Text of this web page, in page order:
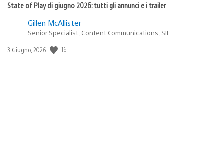
State of Play di giugno 2026: tutti gli annunci e i trailer
Gillen McAllister
Senior Specialist, Content Communications, SIE
Data
3 Giugno, 2026 16